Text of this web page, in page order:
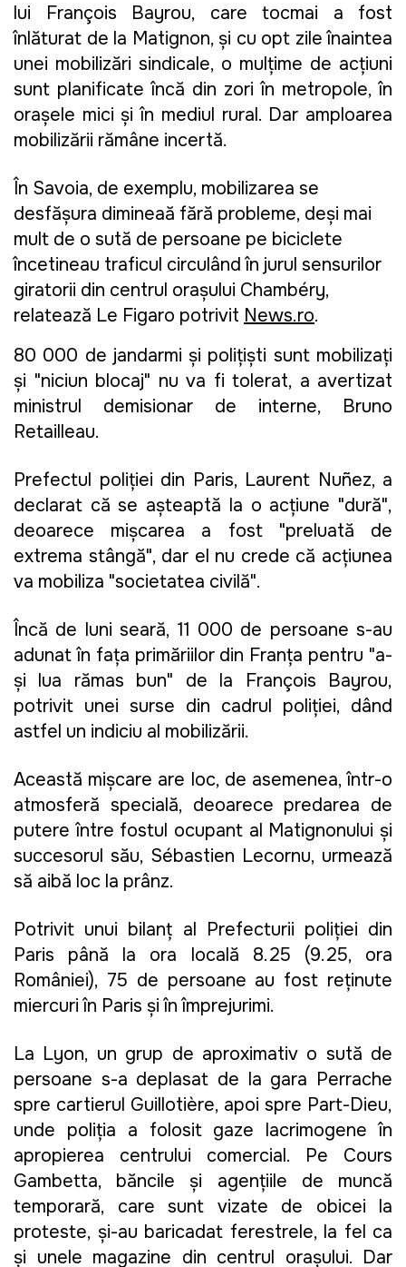
lui François Bayrou, care tocmai a fost
înlăturat de la Matignon, şi cu opt zile înaintea
unei mobilizări sindicale, o mulţime de acţiuni
sunt planificate încă din zori în metropole, în
oraşele mici şi în mediul rural. Dar amploarea
mobilizării rămâne incertă.
În Savoia, de exemplu, mobilizarea se
desfăşura dimineaţă fără probleme, deşi mai
mult de o sută de persoane pe biciclete
încetineau traficul circulând în jurul sensurilor
giratorii din centrul oraşului Chambéry,
relatează Le Figaro potrivit News.ro.
80 000 de jandarmi şi poliţişti sunt mobilizaţi
şi "niciun blocaj" nu va fi tolerat, a avertizat
ministrul demisionar de interne, Bruno
Retailleau.
Prefectul poliţiei din Paris, Laurent Nuñez, a
declarat că se aşteaptă la o acţiune "dură",
deoarece mişcarea a fost "preluată de
extrema stângă", dar el nu crede că acţiunea
va mobiliza "societatea civilă".
Încă de luni seară, 11 000 de persoane s-au
adunat în faţa primăriilor din Franţa pentru "a-
şi lua rămas bun" de la François Bayrou,
potrivit unei surse din cadrul poliţiei, dând
astfel un indiciu al mobilizării.
Această mişcare are loc, de asemenea, într-o
atmosferă specială, deoarece predarea de
putere între fostul ocupant al Matignonului şi
succesorul său, Sébastien Lecornu, urmează
să aibă loc la prânz.
Potrivit unui bilanţ al Prefecturii poliţiei din
Paris până la ora locală 8.25 (9.25, ora
României), 75 de persoane au fost reţinute
miercuri în Paris şi în împrejurimi.
La Lyon, un grup de aproximativ o sută de
persoane s-a deplasat de la gara Perrache
spre cartierul Guillotière, apoi spre Part-Dieu,
unde poliţia a folosit gaze lacrimogene în
apropierea centrului comercial. Pe Cours
Gambetta, băncile şi agenţiile de muncă
temporară, care sunt vizate de obicei la
proteste, şi-au baricadat ferestrele, la fel ca
şi unele magazine din centrul oraşului. Dar